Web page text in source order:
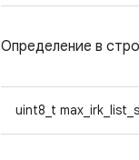
Определение в
uint8_t